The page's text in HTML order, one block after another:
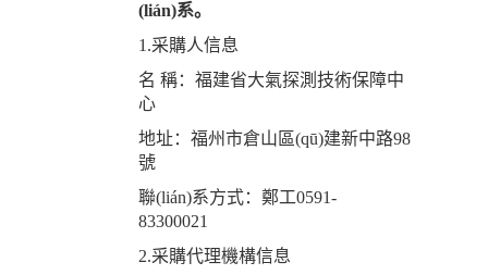
(lián)系。
1.采購人信息
名 稱：福建省大氣探測技術保障中
心
地址：福州市倉山區(qū)建新中路98
號
聯(lián)系方式：鄭工0591-
83300021
2.采購代理機構信息